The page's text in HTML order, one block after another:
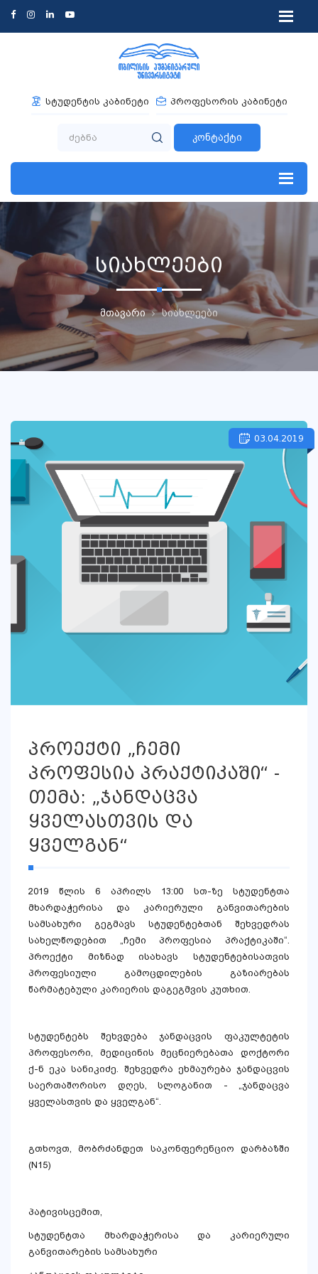
სტუდენტის კაბინეტი პროფესორის კაბინეტი
კონტაქტი
სიახლეები
მთავარი სიახლეები
03.04.2019
პროექტი „ჩემი
პროფესია პრაქტიკაში“ -
თემა: „ჯანდაცვა
ყველასთვის და
ყველგან“
2019 წლის 6 აპრილს 13:00 სთ-ზე სტუდენტთა
მხარდაჭერისა და კარიერული განვითარების
სამსახური გეგმავს სტუდენტებთან შეხვედრას
სახელწოდებით „ჩემი პროფესია პრაქტიკაში“.
პროექტი მიზნად ისახავს სტუდენტებისათვის
პროფესიული გამოცდილების გაზიარებას
წარმატებული კარიერის დაგეგმვის კუთხით.
სტუდენტებს შეხვდება ჯანდაცვის ფაკულტეტის
პროფესორი, მედიცინის მეცნიერებათა დოქტორი
ქ-ნ ეკა სანიკიძე. შეხვედრა ეხმაურება ჯანდაცვის
საერთაშორისო დღეს, სლოგანით - „ჯანდაცვა
ყველასთვის და ყველგან“.
გთხოვთ, მობრძანდეთ საკონფერენციო დარბაზში
(N15)
პატივისცემით,
სტუდენტთა მხარდაჭერისა და კარიერული
განვითარების სამსახური